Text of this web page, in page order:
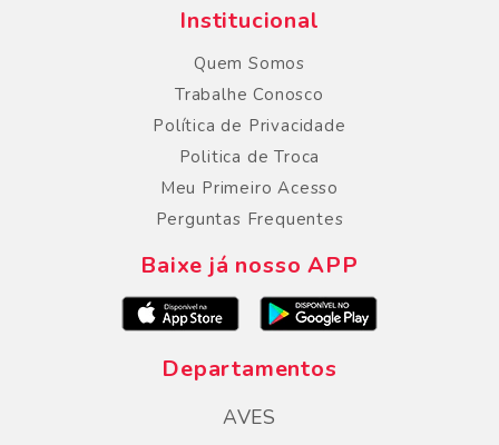
Institucional
Quem Somos
Trabalhe Conosco
Política de Privacidade
Politica de Troca
Meu Primeiro Acesso
Perguntas Frequentes
Baixe já nosso APP
Departamentos
AVES